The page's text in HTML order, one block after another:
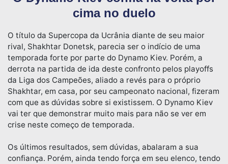
cima no duelo
O título da Supercopa da Ucrânia diante de seu maior
rival, Shakhtar Donetsk, parecia ser o indício de uma
temporada forte por parte do Dynamo Kiev. Porém, a
derrota na partida de ida deste confronto pelos playoffs
da Liga dos Campeões, aliado a revés para o próprio
Shakhtar, em casa, por seu campeonato nacional, fizeram
com que as dúvidas sobre si existissem. O Dynamo Kiev
vai ter que demonstrar muito mais para não se ver em
crise neste começo de temporada.
Os últimos resultados, sem dúvidas, abalaram a sua
confiança. Porém, ainda tendo força em seu elenco, tendo